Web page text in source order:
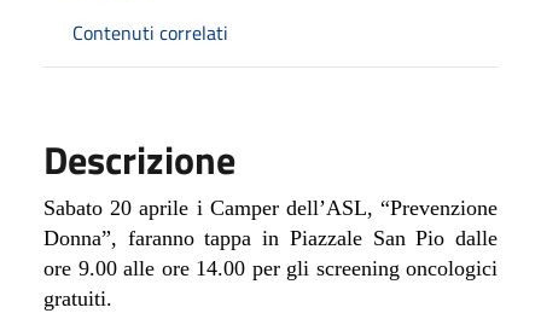
Contenuti correlati
Descrizione
Sabato 20 aprile i Camper dell’ASL, “Prevenzione
Donna”, faranno tappa in Piazzale San Pio dalle
ore 9.00 alle ore 14.00 per gli screening oncologici
gratuiti.